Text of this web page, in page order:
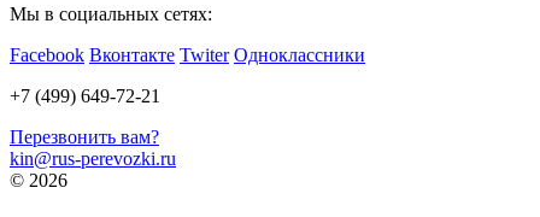
Мы в социальных сетях:
Facebook Вконтакте Twiter Одноклассники
+7 (499) 649-72-21
Перезвонить вам?
kin@rus-perevozki.ru
© 2026